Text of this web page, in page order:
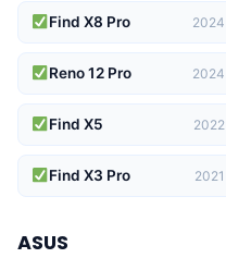
Find X8 Pro 2024
Reno 12 Pro 2024
Find X5 2022
Find X3 Pro 2021
ASUS